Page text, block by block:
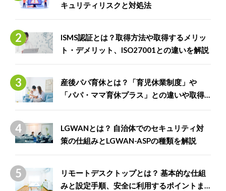
キュリティリスクと対処法
ISMS認証とは？取得方法や取得するメリッ
ト・デメリット、ISO27001との違いを解説
産後パパ育休とは？「育児休業制度」や
「パパ・ママ育休プラス」との違いや取得
LGWANとは？ 自治体でのセキュリティ対
策の仕組みとLGWAN-ASPの種類を解説
リモートデスクトップとは？ 基本的な仕組
みと設定手順、安全に利用するポイントま